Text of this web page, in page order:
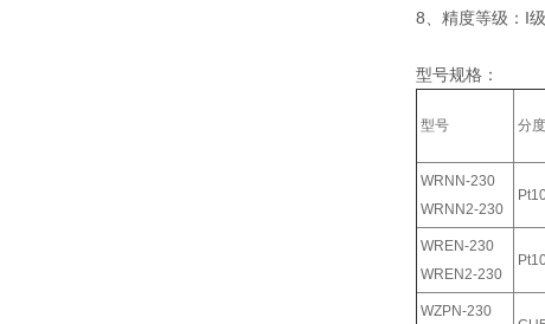
8、精度等级：I级
型号规格：
型号 分
WRNN-230
WRNN2-230
WREN-230
WREN2-230
WZPN-230